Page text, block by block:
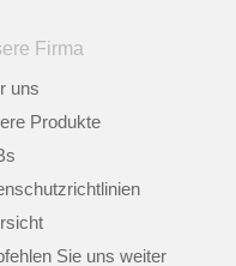
Firma
uns
Produkte
Sie uns weiter